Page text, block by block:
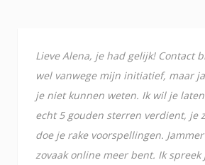
Lieve Alena, je had gelijk! Contact
wel vanwege mijn initiatief, maar
je niet kunnen weten. Ik wil je
echt 5 gouden sterren verdient, je
doe je rake voorspellingen.
zovaak online meer bent. Ik spreek